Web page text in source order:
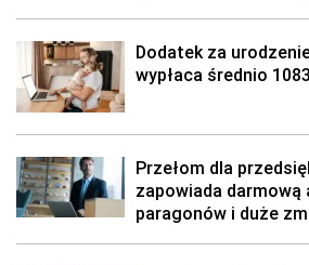
Dodatek za
wypłaca średnio
Przełom dla
zapowiada darmową
paragonów i duże